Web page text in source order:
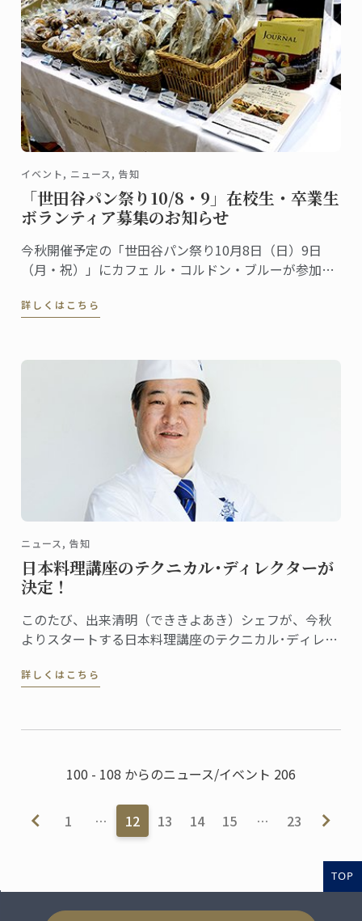
イベント, ニュース, 告知
「世田谷パン祭り10/8・9」在校生・卒業生
ボランティア募集のお知らせ
今秋開催予定の「世田谷パン祭り10月8日（日）9日
（月・祝）」にカフェ ル・コルドン・ブルーが参加し
てくださいました。ありがとうございました。さて、
募集します。
詳しくはこちら
ニュース, 告知
日本料理講座のテクニカル･ディレクターが
決定！
このたび、出来清明（でききよあき）シェフが、今秋
よりスタートする日本料理講座のテクニカル･ディレク
詳しくはこちら
100 - 108 からのニュース/イベント 206
1 … 12 13 14 15 … 23
TOP